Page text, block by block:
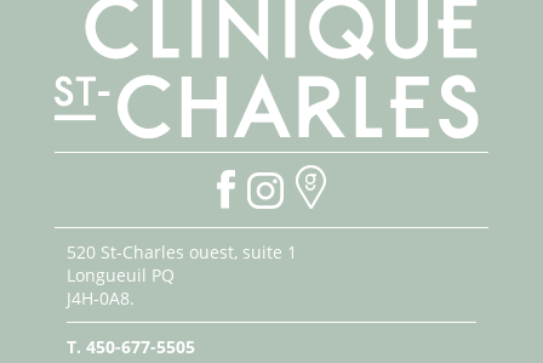
520 St-Charles ouest, suite 1
Longueuil PQ
J4H-0A8.
T. 450-677-5505